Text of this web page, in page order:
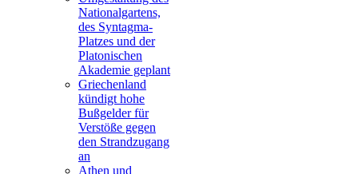
Nationalgartens,
des Syntagma-
Platzes und der
Platonischen
Akademie geplant
Griechenland
kündigt hohe
Bußgelder für
Verstöße gegen
den Strandzugang
an
Athen und